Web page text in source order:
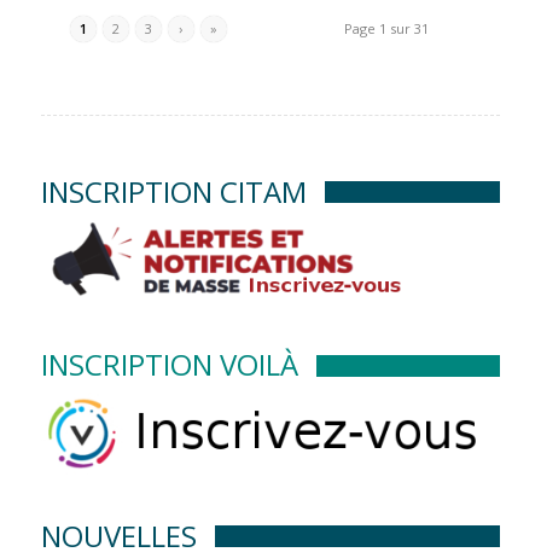
Page 1 sur 31
1 2 3 › »
INSCRIPTION CITAM
INSCRIPTION VOILÀ
NOUVELLES